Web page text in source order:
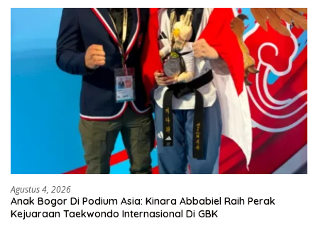
Agustus 4, 2026
Anak Bogor Di Podium Asia: Kinara Abbabiel Raih Perak
Kejuaraan Taekwondo Internasional Di GBK